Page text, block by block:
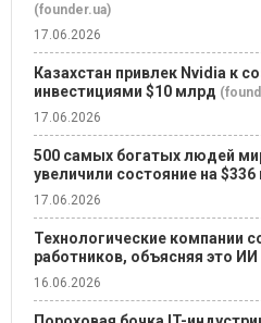
(founder.ua)
17.06.2026
Казахстан привлек Nvidia к
инвестициями $10 млрд
17.06.2026
500 самых богатых людей
увеличили состояние на
17.06.2026
Технологические компании
работников, объясняя это ИИ
16.06.2026